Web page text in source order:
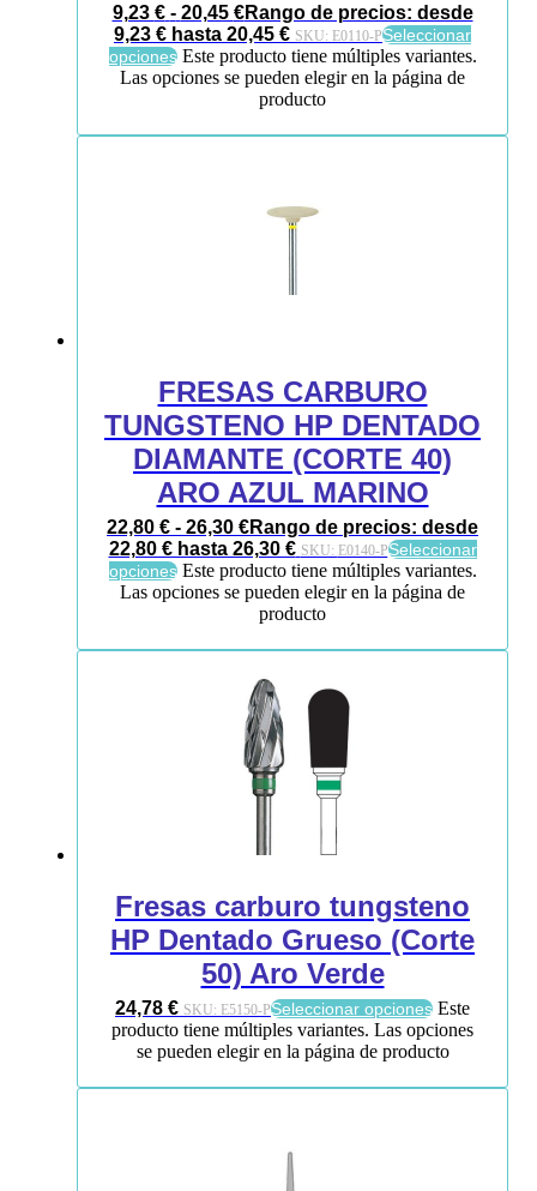
9,23 € - 20,45 €Rango de precios: desde
9,23 € hasta 20,45 € SKU: E0110-PSeleccionar
opciones Este producto tiene múltiples variantes.
Las opciones se pueden elegir en la página de
producto
FRESAS CARBURO
TUNGSTENO HP DENTADO
DIAMANTE (CORTE 40)
ARO AZUL MARINO
22,80 € - 26,30 €Rango de precios: desde
22,80 € hasta 26,30 € SKU: E0140-PSeleccionar
opciones Este producto tiene múltiples variantes.
Las opciones se pueden elegir en la página de
producto
Fresas carburo tungsteno
HP Dentado Grueso (Corte
50) Aro Verde
24,78 € SKU: E5150-PSeleccionar opciones Este
producto tiene múltiples variantes. Las opciones
se pueden elegir en la página de producto